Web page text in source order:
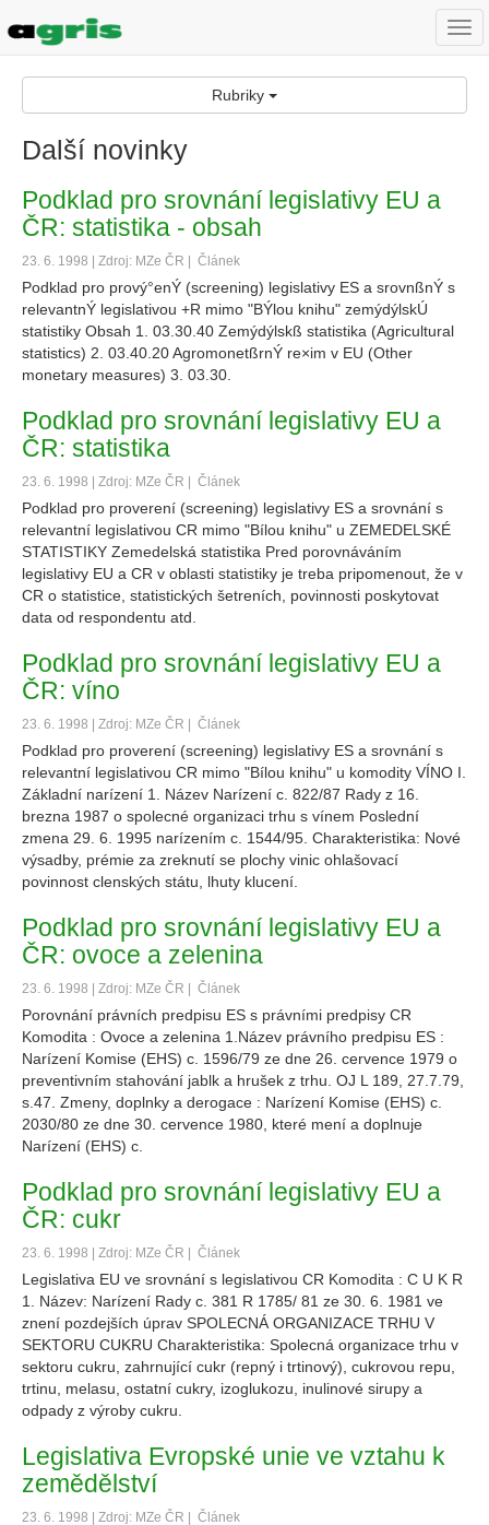
Rubriky
Další novinky
Podklad pro srovnání legislativy EU a
ČR: statistika - obsah
23. 6. 1998 | Zdroj: MZe ČR | Článek
Podklad pro prový°enÝ (screening) legislativy ES a srovnßnÝ s
relevantnÝ legislativou +R mimo "BÝlou knihu" zemýdýlskÚ
statistiky Obsah 1. 03.30.40 Zemýdýlskß statistika (Agricultural
statistics) 2. 03.40.20 AgromonetßrnÝ re×im v EU (Other
monetary measures) 3. 03.30.
Podklad pro srovnání legislativy EU a
ČR: statistika
23. 6. 1998 | Zdroj: MZe ČR | Článek
Podklad pro proverení (screening) legislativy ES a srovnání s
relevantní legislativou CR mimo "Bílou knihu" u ZEMEDELSKÉ
STATISTIKY Zemedelská statistika Pred porovnáváním
legislativy EU a CR v oblasti statistiky je treba pripomenout, že v
CR o statistice, statistických šetreních, povinnosti poskytovat
data od respondentu atd.
Podklad pro srovnání legislativy EU a
ČR: víno
23. 6. 1998 | Zdroj: MZe ČR | Článek
Podklad pro proverení (screening) legislativy ES a srovnání s
relevantní legislativou CR mimo "Bílou knihu" u komodity VÍNO I.
Základní narízení 1. Název Narízení c. 822/87 Rady z 16.
brezna 1987 o spolecné organizaci trhu s vínem Poslední
zmena 29. 6. 1995 narízením c. 1544/95. Charakteristika: Nové
výsadby, prémie za zreknutí se plochy vinic ohlašovací
povinnost clenských státu, lhuty klucení.
Podklad pro srovnání legislativy EU a
ČR: ovoce a zelenina
23. 6. 1998 | Zdroj: MZe ČR | Článek
Porovnání právních predpisu ES s právními predpisy CR
Komodita : Ovoce a zelenina 1.Název právního predpisu ES :
Narízení Komise (EHS) c. 1596/79 ze dne 26. cervence 1979 o
preventivním stahování jablk a hrušek z trhu. OJ L 189, 27.7.79,
s.47. Zmeny, doplnky a derogace : Narízení Komise (EHS) c.
2030/80 ze dne 30. cervence 1980, které mení a doplnuje
Narízení (EHS) c.
Podklad pro srovnání legislativy EU a
ČR: cukr
23. 6. 1998 | Zdroj: MZe ČR | Článek
Legislativa EU ve srovnání s legislativou CR Komodita : C U K R
1. Název: Narízení Rady c. 381 R 1785/ 81 ze 30. 6. 1981 ve
znení pozdejších úprav SPOLECNÁ ORGANIZACE TRHU V
SEKTORU CUKRU Charakteristika: Spolecná organizace trhu v
sektoru cukru, zahrnující cukr (repný i trtinový), cukrovou repu,
trtinu, melasu, ostatní cukry, izoglukozu, inulinové sirupy a
odpady z výroby cukru.
Legislativa Evropské unie ve vztahu k
zemědělství
23. 6. 1998 | Zdroj: MZe ČR | Článek